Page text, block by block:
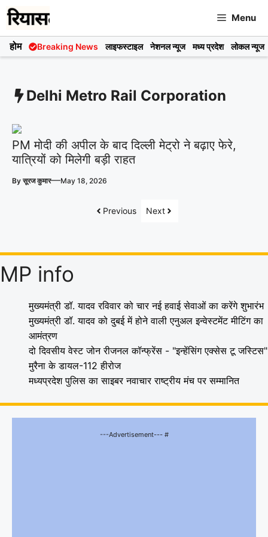
Skip
to
content
Menu
होम Breaking News लाइफस्टाइल नेशनल न्यूज मध्य प्रदेश लोकल न्यूज
Delhi Metro Rail Corporation
PM मोदी की अपील के बाद दिल्ली मेट्रो ने बढ़ाए फेरे,
यात्रियों को मिलेगी बड़ी राहत
Byसूरज कुमार—May 18, 2026
Previous Next
MP info
मुख्यमंत्री डॉ. यादव रविवार को चार नई हवाई सेवाओं का करेंगे शुभारंभ
मुख्यमंत्री डॉ. यादव को दुबई में होने वाली एनुअल इन्वेस्टमेंट मीटिंग का
आमंत्रण
दो दिवसीय वेस्ट जोन रीजनल कॉन्फ्रेंस - "इन्हेंसिंग एक्सेस टू जस्टिस"
मुरैना के डायल-112 हीरोज
मध्यप्रदेश पुलिस का साइबर नवाचार राष्ट्रीय मंच पर सम्मानित
---Advertisement--- #